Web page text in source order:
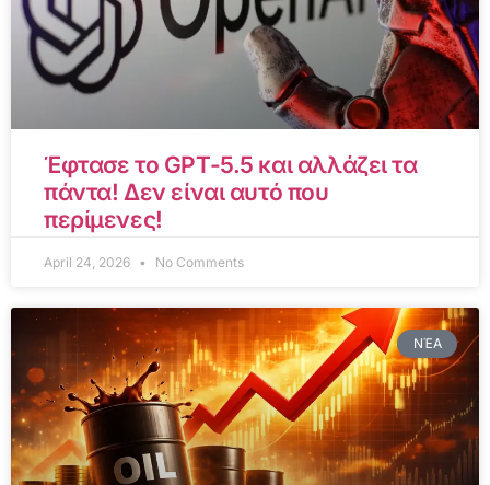
Έφτασε το GPT-5.5 και αλλάζει τα
πάντα! Δεν είναι αυτό που
περίμενες!
April 24, 2026 No Comments
ΝΈΑ